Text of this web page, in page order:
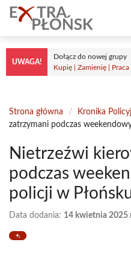
Przejdź
treści
UWAGA!
Dołącz do nowej grupy
Kupię | Zamienię | Praca
Strona główna / Kronika
zatrzymani podczas
Nietrzeźwi
podczas
policji w
Data dodania: 14 kwietnia 2025